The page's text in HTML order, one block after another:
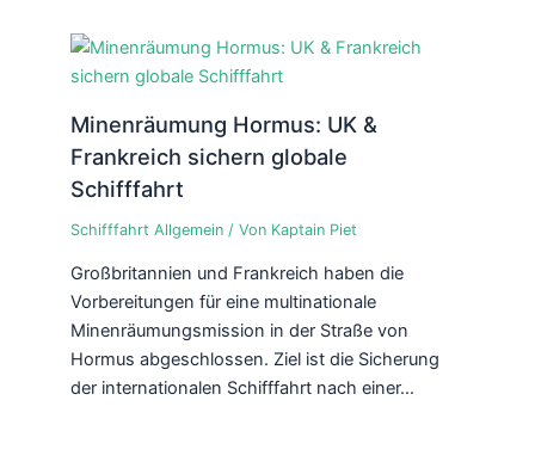
Minenräumung Hormus: UK &
Frankreich sichern globale
Schifffahrt
Schifffahrt Allgemein/ Von Kaptain Piet
Großbritannien und Frankreich haben die
Vorbereitungen für eine multinationale
Minenräumungsmission in der Straße von
Hormus abgeschlossen. Ziel ist die Sicherung
der internationalen Schifffahrt nach einer…